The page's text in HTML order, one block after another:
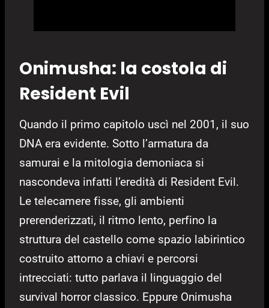
Onimusha: la costola di
Resident Evil
Quando il primo capitolo uscì nel 2001, il suo
DNA era evidente. Sotto l’armatura da
samurai e la mitologia demoniaca si
nascondeva infatti l’eredità di Resident Evil.
Le telecamere fisse, gli ambienti
prerenderizzati, il ritmo lento, perfino la
struttura del castello come spazio labirintico
costruito attorno a chiavi e percorsi
intrecciati: tutto parlava il linguaggio del
survival horror classico. Eppure Onimusha